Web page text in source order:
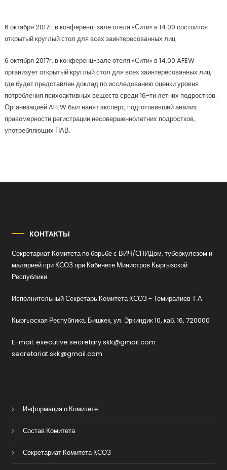
6 октября 2017г. в конференц-зале отеля «Сити» в 14.00 состоится
открытый круглый стол для всех заинтересованных лиц
6 октября 2017г. в конференц-зале отеля «Сити» в 14.00 AFEW
организует открытый круглый стол для всех заинтересованных лиц,
где будет представлен доклад по исследованию оценки уровня
потребления психоактивных веществ среди 16-ти летних подростков.
Организацией AFEW был нанят эксперт, подготовивший анализ
правомерности регистрации несовершеннолетних подростков,
употребляющих ПАВ.
КОНТАКТЫ
Секретариат Комитета по борьбе с ВИЧ/СПИДом, туберкулезом и
малярией при КСОЗ при Кабинете Министров Кыргызской
Республики
Исполнительный Секретарь Комитета КСОЗ - Темиралиев Т.А.
Кыргызская Республика, Бишкек, ул. Эркиндик 10, каб. 16, 720000
E-mail: executive.secretary.skk@gmail.com
secretariat.skk@gmail.com
Информация о Комитете
Состав Комитета
Секретариат Комитета КСОЗ